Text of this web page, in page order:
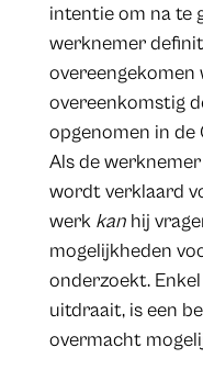
intentie om na te
werknemer
overeenkomstig
opgenomen in de
Als de
wordt verklaard
werk kan hij
mogelijkheden
onderzoekt.
uitdraait, is een
overmacht